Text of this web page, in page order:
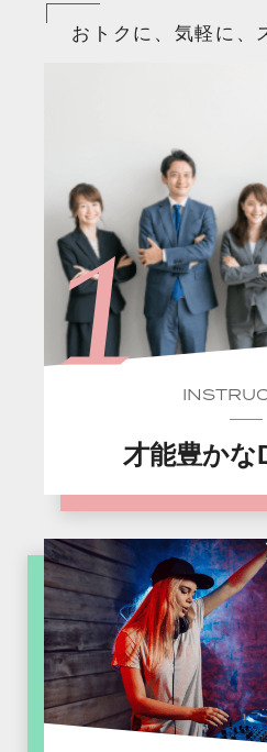
おトクに、気軽に、
才能豊かな